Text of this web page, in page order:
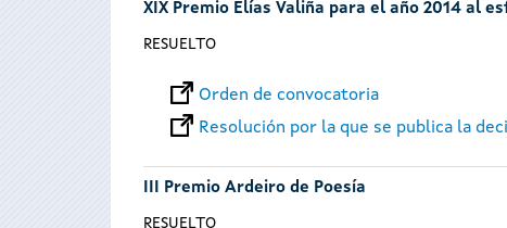
aquí
XIX Premio Elías Valiña para el año 2014 al
RESUELTO
Orden de convocatoria
Resolución por la que se publica la
III Premio Ardeiro de Poesía
RESUELTO